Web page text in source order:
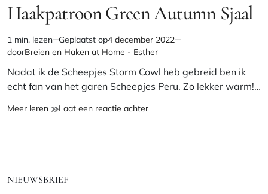
IN
Haakpatroon Green Autumn Sjaal
Geschatte
leestijd
1 min. lezen Geplaatst op4 december 2022
doorBreien en Haken at Home - Esther
Nadat ik de Scheepjes Storm Cowl heb gebreid ben ik
echt fan van het garen Scheepjes Peru. Zo lekker warm!…
Meer leren Haakpatroon
Laat een reactie achterop
NIEUWSBRIEF